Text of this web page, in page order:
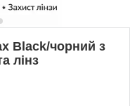
Black/чорний з
лінз